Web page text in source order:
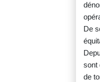
De
sont
de